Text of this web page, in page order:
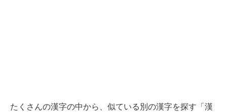
たくさんの漢字の中から、似ている別の漢字を探す「漢